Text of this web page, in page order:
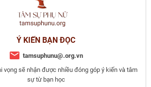
Ý KIẾN BẠN ĐỌC
tamsuphunu@.org.vn
vọng sẽ nhận được nhiều đóng góp ý kiến và tâm
sự từ bạn học